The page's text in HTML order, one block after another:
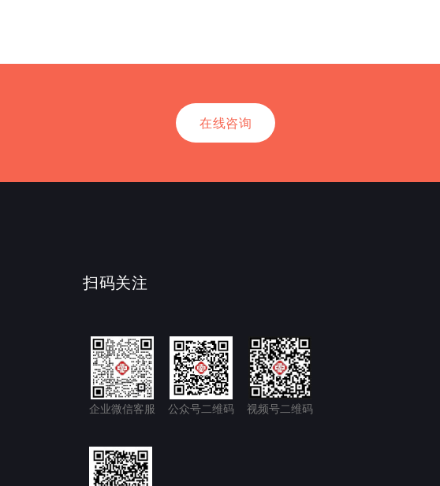
在线咨询
扫码关注
企业微信客服 公众号二维码 视频号二维码